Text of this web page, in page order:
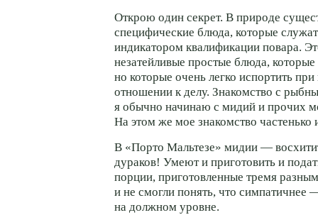
Открою один секрет. В природе
специфические блюда, которые
индикатором квалификации повара.
незатейливые простые блюда, которые
но которые очень легко испортить
отношении к делу. Знакомство с
я обычно начинаю с мидий и прочих
На этом же мое знакомство частенько
В «Порто Мальтезе» мидии —
дураков! Умеют и приготовить и
порции, приготовленные тремя
и не смогли понять, что симпатичнее
на должном уровне.